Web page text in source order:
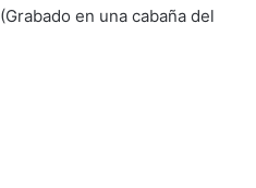
(Grabado en una cabaña del